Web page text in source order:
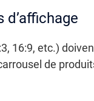
16:9, etc.)
de